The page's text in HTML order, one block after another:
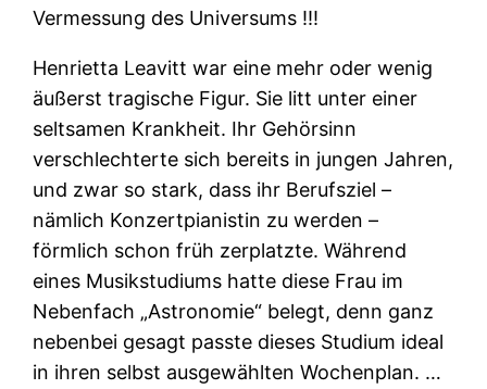
Vermessung des Universums !!!
Henrietta Leavitt war eine mehr oder wenig
äußerst tragische Figur. Sie litt unter einer
seltsamen Krankheit. Ihr Gehörsinn
verschlechterte sich bereits in jungen Jahren,
und zwar so stark, dass ihr Berufsziel –
nämlich Konzertpianistin zu werden –
förmlich schon früh zerplatzte. Während
eines Musikstudiums hatte diese Frau im
Nebenfach „Astronomie“ belegt, denn ganz
nebenbei gesagt passte dieses Studium ideal
in ihren selbst ausgewählten Wochenplan. …